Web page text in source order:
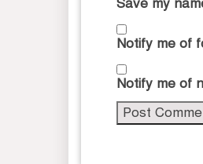
Notify me of
Notify me of